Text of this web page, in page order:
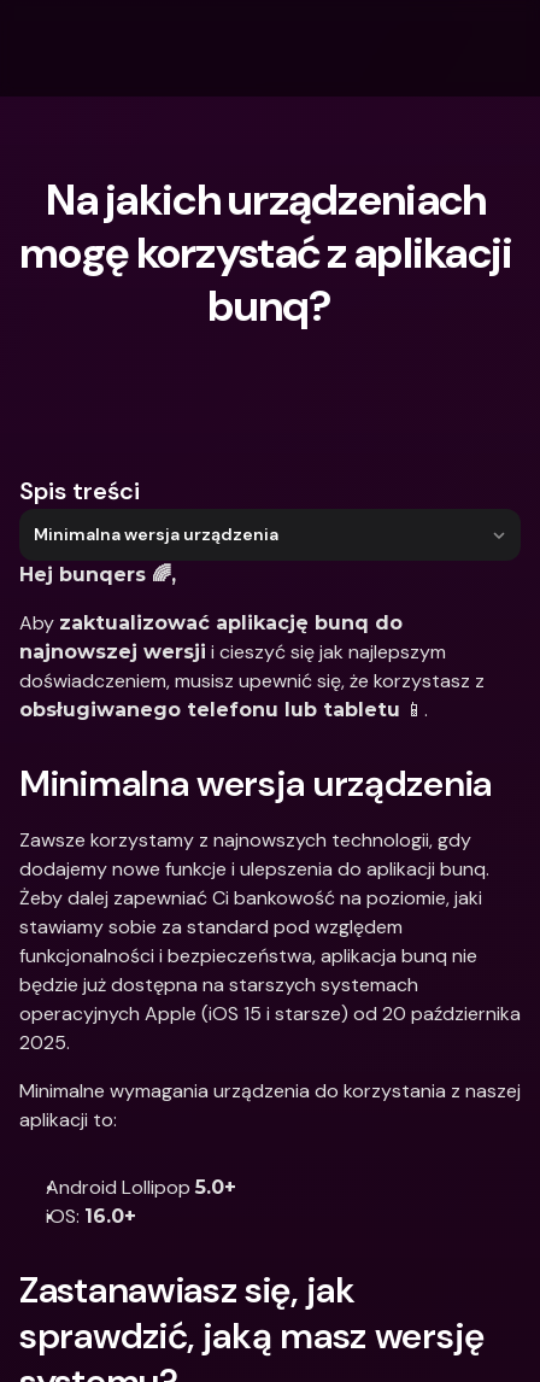
Na jakich urządzeniach
mogę korzystać z aplikacji
bunq?
Spis treści
Minimalna wersja urządzenia
Hej bunqers 🌈,
Aby zaktualizować aplikację bunq do
najnowszej wersji i cieszyć się jak najlepszym
obsługiwanego telefonu lub tabletu 📱.
Minimalna wersja urządzenia
Zawsze korzystamy z najnowszych technologii, gdy
dodajemy nowe funkcje i ulepszenia do aplikacji bunq.
Żeby dalej zapewniać Ci bankowość na poziomie, jaki
stawiamy sobie za standard pod względem
funkcjonalności i bezpieczeństwa, aplikacja bunq nie
będzie już dostępna na starszych systemach
operacyjnych Apple (iOS 15 i starsze) od 20 października
2025.
Minimalne wymagania urządzenia do korzystania z naszej
aplikacji to:
Android Lollipop 5.0+
iOS: 16.0+
Zastanawiasz się, jak
sprawdzić, jaką masz wersję